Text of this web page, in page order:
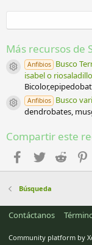
Más recursos de
Icono del recurso
Anfibios Busco
isabel o
Icono del
Anfibios Busco
dendrobates,
Compartir este
Facebook
Twitter Reddit
Búsqueda
Contáctanos
Community platform by